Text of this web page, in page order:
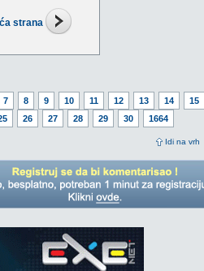
strana
7 8 9 10 11 12 13 14
15
26 27 28 29 30 1664
Idi na vrh